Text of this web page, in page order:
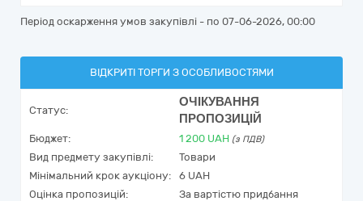
Період оскарження умов закупівлі - по 07-06-2026, 00:00
ВІДКРИТІ ТОРГИ З ОСОБЛИВОСТЯМИ
Статус:
ОЧІКУВАННЯ
ПРОПОЗИЦІЙ
Бюджет: 1 200 UAH (з ПДВ)
Вид предмету закупівлі:
Товари
Мінімальний крок аукціону:
6 UAH
Оцінка пропозицій:
За вартістю придбання